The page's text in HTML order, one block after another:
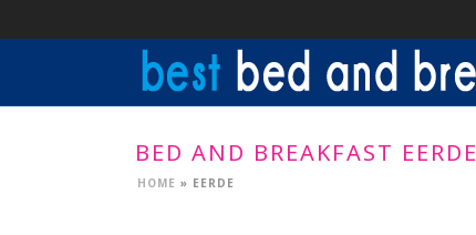
BED AND BREAKFAST EERDE
HOME » EERDE